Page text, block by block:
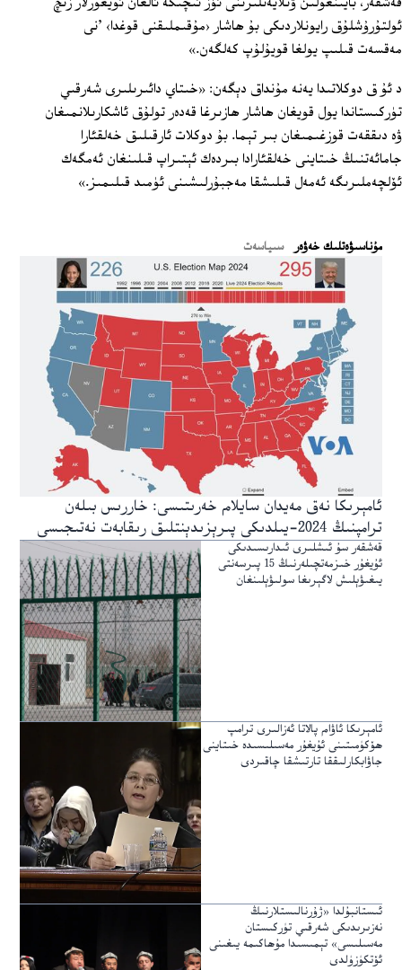
ئولتۇرۇشلۇق رايونلاردىكى بۇ ھاشار ‹مۇقىملىقنى قوغدا› 'نى
مەقسەت قىلىپ يولغا قويۇلۇپ كەلگەن.»
د ئۇ ق دوكلاتىدا يەنە مۇنداق دېگەن: «خىتاي دائىرىلىرى شەرقىي
تۈركىستاندا يول قويغان ھاشار ھازىرغا قەدەر تولۇق ئاشكارىلانمىغان
ۋە دىققەت قوزغىمىغان بىر تېما. بۇ دوكلات ئارقىلىق خەلقئارا
جامائەتنىڭ خىتاينى خەلقئارادا بىردەك ئېتىراپ قىلىنغان ئەمگەك
ئۆلچەملىرىگە ئەمەل قىلىشقا مەجبۇرلىشىنى ئۈمىد قىلىمىز.»
ﻣﯘﻧﺎﺳﯩﯟﻩﺗﻠﯩﻚ ﺧﻪﯞﻩﺭ سىياسەت
ئامېرىكا نەق مەيدان سايلام خەرىتىسى: خاررىس بىلەن
ترامپنىڭ 2024-يىلدىكى پىرېزىدېنتلىق رىقابەت نەتىجىسى
قەشقەر سۇ ئىشلىرى ئىدارىسىدىكى
ئۇيغۇر خىزمەتچىلەرنىڭ 15 پىرسەنتى
يىغىۋېلىش لاگېرىغا سولىۋېلىنغان
ئامېرىكا ئاۋام پالاتا ئەزالىرى ترامپ
ھۆكۈمىتىنى ئۇيغۇر مەسىلىسىدە خىتاينى
جاۋابكارلىققا تارتىشقا چاقىردى
ئىستانبۇلدا «ژۇرنالىستلارنىڭ
نەزىرىدىكى شەرقىي تۈركىستان
مەسىلىسى» تېمىسىدا مۇھاكىمە يىغىنى
ئۆتكۈزۈلدى